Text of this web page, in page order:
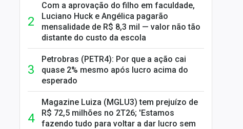
Com a aprovação do filho em faculdade,
Luciano Huck e Angélica pagarão
mensalidade de R$ 8,3 mil — valor não tão
distante do custo da escola
Petrobras (PETR4): Por que a ação cai
quase 2% mesmo após lucro acima do
esperado
Magazine Luiza (MGLU3) tem prejuízo de
R$ 72,5 milhões no 2T26; 'Estamos
fazendo tudo para voltar a dar lucro sem